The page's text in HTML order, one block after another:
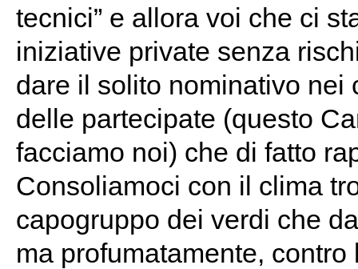
tecnici” e allora voi che ci
iniziative private senza
dare il solito nominativo nei
delle partecipate (questo
facciamo noi) che di fatto
Consoliamoci con il clima
capogruppo dei verdi che
ma profumatamente,